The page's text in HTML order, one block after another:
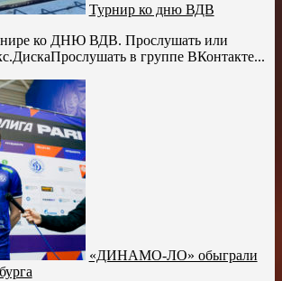
Турнир ко дню ВДВ
ко ДНЮ ВДВ. Прослушать или
в группе ВКонтакте...
«ДИНАМО-ЛО» обыграли